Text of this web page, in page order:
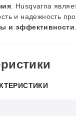
Husqvarna
и надежность
и эффективности